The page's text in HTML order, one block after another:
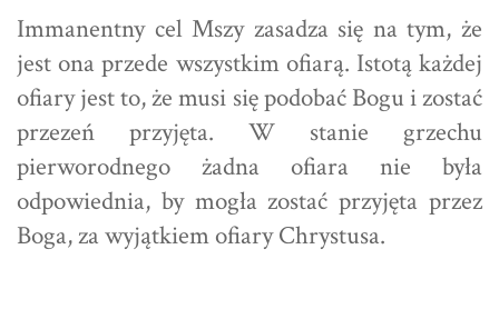
Immanentny cel Mszy zasadza się na tym, że
jest ona przede wszystkim ofiarą. Istotą każdej
ofiary jest to, że musi się podobać Bogu i zostać
przezeń przyjęta. W stanie grzechu
pierworodnego żadna ofiara nie była
odpowiednia, by mogła zostać przyjęta przez
Boga, za wyjątkiem ofiary Chrystusa.